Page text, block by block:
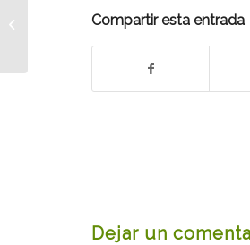
Compartir esta entrada
Dejar un
PRIMER CENTRO